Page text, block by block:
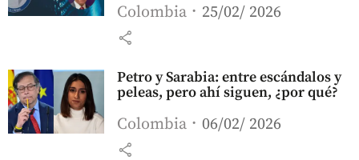
Colombia 25/02/ 2026
share
Petro y Sarabia: entre escándalos y
peleas, pero ahí siguen, ¿por qué?
Colombia 06/02/ 2026
share